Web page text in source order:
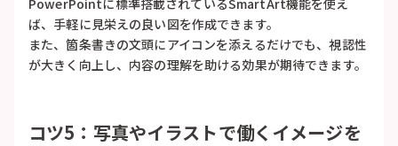
ば、手軽に見栄えの良い図を作成できます。
また、箇条書きの文頭にアイコンを添えるだけでも、視認性
が大きく向上し、内容の理解を助ける効果が期待できます。
コツ5：写真やイラストで働くイメージを